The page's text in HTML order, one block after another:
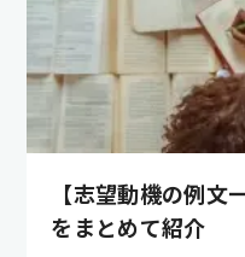
【志望動機の例文
をまとめて紹介